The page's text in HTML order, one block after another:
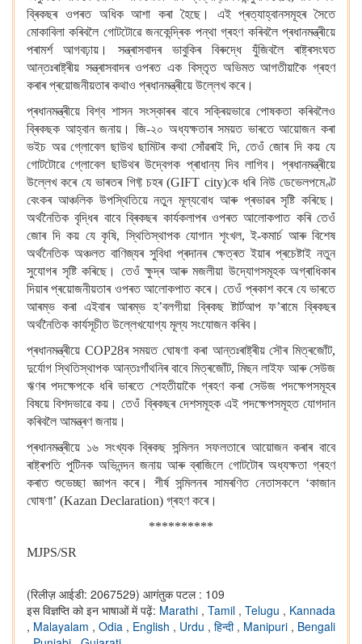
ব্ৰিকছৰ ওপৰত অধিক আশা কৰা হৈছে। এই প্ৰত্যাহ্বানসমূহৰ সৈতে
মোকাবিলা কৰিবলৈ গোটটোৱে জনকেন্দ্ৰিক পন্থা গ্ৰহণ কৰিবলৈ প্ৰধানমন্ত্ৰীয়ে
পৰামৰ্শ আগবঢ়ায়। সন্ত্ৰাসবাদৰ ভাবুকিৰ বিৰুদ্ধে যুঁজিবলৈ ৰাষ্ট্ৰসংঘত
আন্তঃৰাষ্ট্ৰীয় সন্ত্ৰাসবাদৰ ওপৰত এক বিস্তৃত অভিমত আগতীয়াকৈ গ্ৰহণ
কৰাৰ প্ৰয়োজনীয়তাৰ কথাও প্ৰধানমন্ত্ৰীয়ে উল্লেখ কৰে।
প্ৰধানমন্ত্ৰীয়ে বিশ্ব শাসন সংস্কাৰৰ বাবে সক্ৰিয়ভাৱে পোষকতা কৰিবলৈও
ব্ৰিকছক আহ্বান জনায়। জি-২০ অধ্যক্ষতাৰ সময়ত ভাৰতে আয়োজন কৰা
ভইচ অৱ গ্লোবেল ছাউথ ছামিটৰ কথা সোঁৱৰাই দি, তেওঁ জোৰ দি কয় যে
গোটটোৱে গ্লোবেল ছাউথৰ উদ্বেগক প্ৰাধান্য দিব লাগিব। প্ৰধানমন্ত্ৰীয়ে
উল্লেখ কৰে যে ভাৰতৰ গিফ্ট চহৰ (GIFT city)কে ধৰি নিউ ডেভেলপমেণ্ট
বেংকৰ আঞ্চলিক উপস্থিতিয়ে নতুন মূল্যবোধ আৰু প্ৰভাৱৰ সৃষ্টি কৰিছে।
অৰ্থনৈতিক বৃদ্ধিৰ বাবে ব্ৰিকছৰ কাৰ্যকলাপৰ ওপৰত আলোকপাত কৰি তেওঁ
জোৰ দি কয় যে কৃষি, স্থিতিস্থাপক যোগান শৃংখল, ই-কমাৰ্চ আৰু বিশেষ
অৰ্থনৈতিক অঞ্চলত বাণিজ্যৰ সুবিধা প্ৰদানৰ ক্ষেত্ৰত ইয়াৰ প্ৰচেষ্টাই নতুন
সুযোগৰ সৃষ্টি কৰিছে। তেওঁ ক্ষুদ্ৰ আৰু মজলীয়া উদ্যোগসমূহক অগ্ৰাধিকাৰ
দিয়াৰ প্ৰয়োজনীয়তাৰ ওপৰত আলোকপাত কৰে। তেওঁ প্ৰকাশ কৰে যে ভাৰতে
আৰম্ভ কৰা এইবাৰ আৰম্ভ হ’বলগীয়া ব্ৰিকছ ষ্টাৰ্টআপ ফ’ৰামে ব্ৰিকছৰ
অৰ্থনৈতিক কাৰ্যসূচীত উল্লেখযোগ্য মূল্য সংযোজন কৰিব।
প্ৰধানমন্ত্ৰীয়ে COP28ৰ সময়ত ঘোষণা কৰা আন্তঃৰাষ্ট্ৰীয় সৌৰ মিত্ৰজোঁট,
দুৰ্যোগ স্থিতিস্থাপক আন্তঃগাঁথনিৰ বাবে মিত্ৰজোঁট, মিছন লাইফ আৰু সেউজ
ঋণৰ পদক্ষেপকে ধৰি ভাৰতে শেহতীয়াকৈ গ্ৰহণ কৰা সেউজ পদক্ষেপসমূহৰ
বিষয়ে বিশদভাৱে কয়। তেওঁ ব্ৰিকছৰ দেশসমূহক এই পদক্ষেপসমূহত যোগদান
কৰিবলৈ আমন্ত্ৰণ জনায়।
প্ৰধানমন্ত্ৰীয়ে ১৬ সংখ্যক ব্ৰিকছ সন্মিলন সফলতাৰে আয়োজন কৰাৰ বাবে
ৰাষ্ট্ৰপতি পুটিনক অভিনন্দন জনায় আৰু ব্ৰাজিলে গোটটোৰ অধ্যক্ষতা গ্ৰহণ
কৰাত শুভেচ্ছা জ্ঞাপন কৰে। শীৰ্ষ সন্মিলনৰ সামৰণিত নেতাসকলে ‘কাজান
ঘোষণা’ (Kazan Declaration) গ্ৰহণ কৰে।
**********
MJPS/SR
(रिलीज़ आईडी: 2067529) आगंतुक पटल : 109
इस विज्ञप्ति को इन भाषाओं में पढ़ें: Marathi , Tamil , Telugu , Kannada
, Malayalam , Odia , English , Urdu , हिन्दी , Manipuri , Bengali